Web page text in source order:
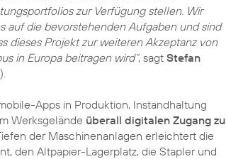
zur Verfügung stellen. Wir
auf die bevorstehenden Aufgaben und sind
dieses Projekt zur weiteren Akzeptanz von
in Europa beitragen wird“, sagt Stefan
Apps in Produktion, Instandhaltung
Werksgelände überall digitalen Zugang zu
der Maschinenanlagen erleichtert die
den Altpapier-Lagerplatz, die Stapler und